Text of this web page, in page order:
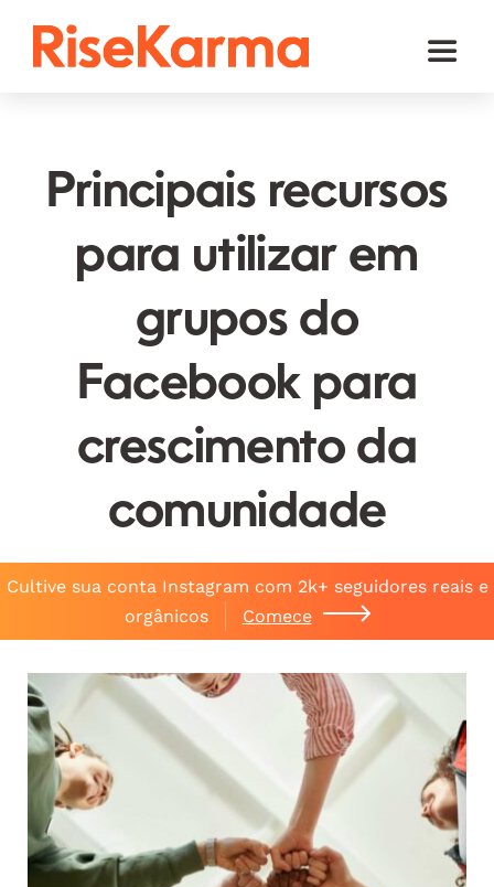
Toggle
TikTok
YouTube
Twitter (𝕏)
Outros
Principais recursos
para utilizar em
grupos do
Facebook para
crescimento da
comunidade
Cultive sua conta Instagram com 2k+ seguidores reais e
orgânicos
Comece